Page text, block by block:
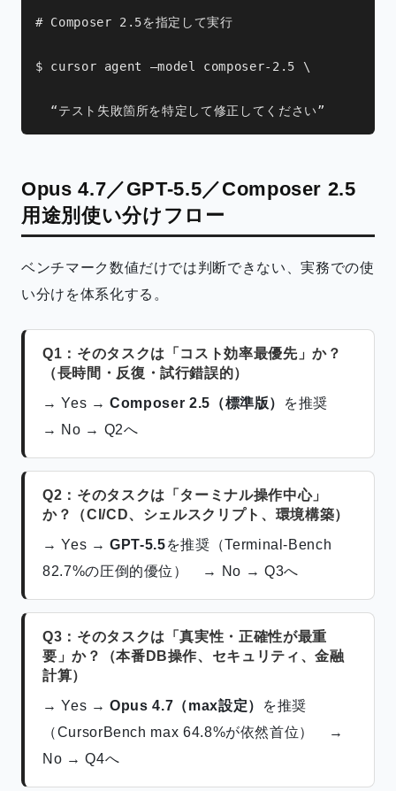
# Composer 2.5を指定して実行
$ cursor agent –model composer-2.5 \
  “テスト失敗箇所を特定して修正してください”
Opus 4.7／GPT-5.5／Composer 2.5
用途別使い分けフロー
ベンチマーク数値だけでは判断できない、実務での使
い分けを体系化する。
Q1：そのタスクは「コスト効率最優先」か？
（長時間・反復・試行錯誤的）
→ Yes →Composer 2.5（標準版）
を推奨
→ No → Q2へ
Q2：そのタスクは「ターミナル操作中心」
か？（CI/CD、シェルスクリプト、環境構築）
→ Yes →GPT-5.5を推奨（Terminal-Bench
82.7%の圧倒的優位） → No → Q3へ
Q3：そのタスクは「真実性・正確性が最重
要」か？（本番DB操作、セキュリティ、金融
計算）
→ Yes →Opus 4.7（max設定）
を推奨
（CursorBench max 64.8%が依然首位） →
No → Q4へ